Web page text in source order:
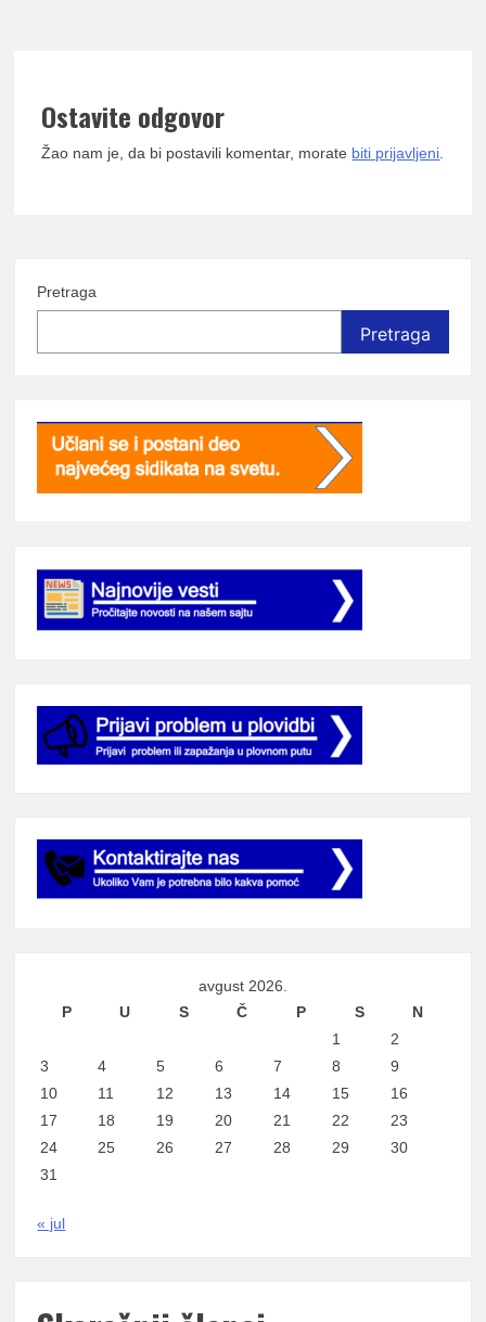
Ostavite odgovor
Žao nam je, da bi postavili komentar, morate biti prijavljeni
Pretraga
Pretraga
avgust 2026.
P
U S Č P S
N
1
2
3
4 5 6 7 8
9
10
11 12 13 14 15
16
17
18 19 20 21 22
23
24
25 26 27 28 29
30
31
« jul